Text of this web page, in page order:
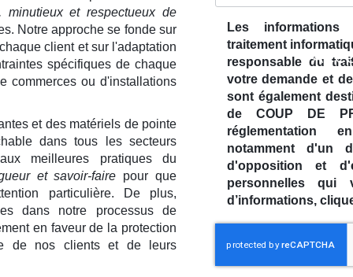
DE
à Chartres-de-Bretagne
Afficher le numéro En savoir plus
minutieux et respectueux de
Notre approche se fonde sur
client et sur l'adaptation
spécifiques de chaque
commerces ou d'installations
et des matériels de pointe
dans tous les secteurs
meilleures pratiques du
et savoir-faire pour que
particulière. De plus,
dans notre processus de
en faveur de la protection
de nos clients et de leurs
Les informations
traitement
responsable du
votre demande et
sont également
de COUP DE
réglementation
notamment d'un
d'opposition et
personnelles qui
d’informations,